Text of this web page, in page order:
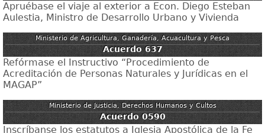
Apruébase el viaje al exterior a Econ. Diego Esteban
Aulestia, Ministro de Desarrollo Urbano y Vivienda
Ministerio de Agricultura, Ganadería, Acuacultura y Pesca
Acuerdo 637
Refórmase el Instructivo “Procedimiento de
Acreditación de Personas Naturales y Jurídicas en el
MAGAP”
Ministerio de Justicia, Derechos Humanos y Cultos
Acuerdo 0590
Inscríbanse los estatutos a Iglesia Apostólica de la Fe